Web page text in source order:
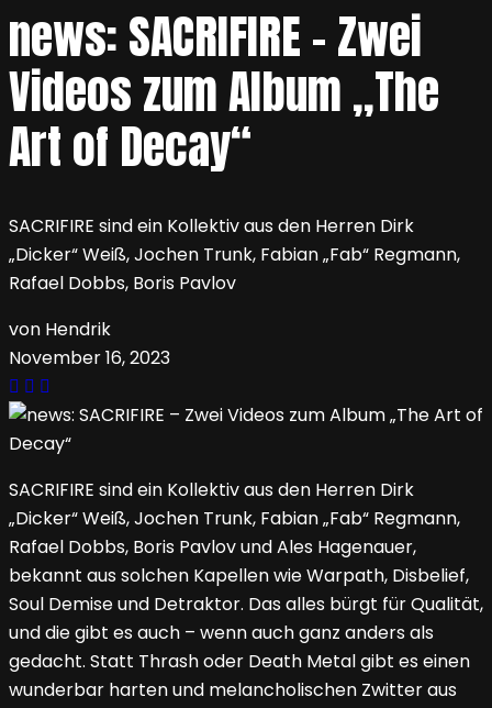
news: SACRIFIRE – Zwei
Videos zum Album „The
Art of Decay“
SACRIFIRE sind ein Kollektiv aus den Herren Dirk
„Dicker“ Weiß, Jochen Trunk, Fabian „Fab“ Regmann,
Rafael Dobbs, Boris Pavlov
von Hendrik
November 16, 2023
SACRIFIRE sind ein Kollektiv aus den Herren Dirk
„Dicker“ Weiß, Jochen Trunk, Fabian „Fab“ Regmann,
Rafael Dobbs, Boris Pavlov und Ales Hagenauer,
bekannt aus solchen Kapellen wie Warpath, Disbelief,
Soul Demise und Detraktor. Das alles bürgt für Qualität,
und die gibt es auch – wenn auch ganz anders als
gedacht. Statt Thrash oder Death Metal gibt es einen
wunderbar harten und melancholischen Zwitter aus